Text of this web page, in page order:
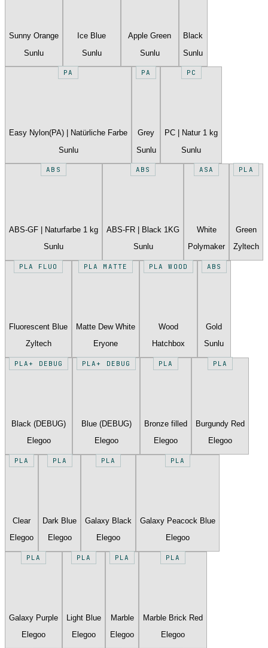
Sunny Orange
Sunlu
Ice Blue
Sunlu
Apple Green
Sunlu
Black
Sunlu
PA
Easy Nylon(PA) | Natürliche Farbe
Sunlu
PA
Grey
Sunlu
PC
PC | Natur 1 kg
Sunlu
ABS
ABS-GF | Naturfarbe 1 kg
Sunlu
ABS
ABS-FR | Black 1KG
Sunlu
ASA
White
Polymaker
PLA
Green
Zyltech
PLA FLUO
Fluorescent Blue
Zyltech
PLA MATTE
Matte Dew White
Eryone
PLA WOOD
Wood
Hatchbox
ABS
Gold
Sunlu
PLA+ DEBUG
Black (DEBUG)
Elegoo
PLA+ DEBUG
Blue (DEBUG)
Elegoo
PLA
Bronze filled
Elegoo
PLA
Burgundy Red
Elegoo
PLA
Clear
Elegoo
PLA
Dark Blue
Elegoo
PLA
Galaxy Black
Elegoo
PLA
Galaxy Peacock Blue
Elegoo
PLA
Galaxy Purple
Elegoo
PLA
Light Blue
Elegoo
PLA
Marble
Elegoo
PLA
Marble Brick Red
Elegoo